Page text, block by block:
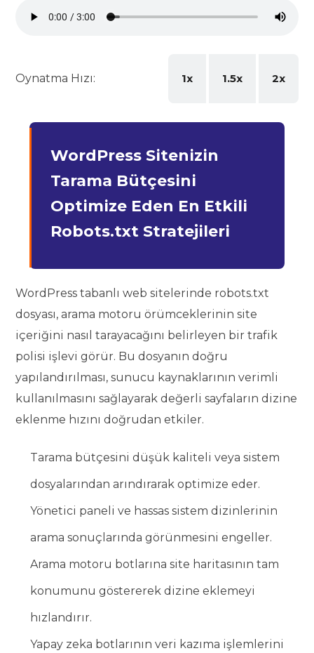
Oynatma Hızı: 1x 1.5x 2x
WordPress Sitenizin
Tarama Bütçesini
Optimize Eden En Etkili
Robots.txt Stratejileri
WordPress tabanlı web sitelerinde robots.txt
dosyası, arama motoru örümceklerinin site
içeriğini nasıl tarayacağını belirleyen bir trafik
polisi işlevi görür. Bu dosyanın doğru
yapılandırılması, sunucu kaynaklarının verimli
kullanılmasını sağlayarak değerli sayfaların dizine
eklenme hızını doğrudan etkiler.
Tarama bütçesini düşük kaliteli veya sistem
dosyalarından arındırarak optimize eder.
Yönetici paneli ve hassas sistem dizinlerinin
arama sonuçlarında görünmesini engeller.
Arama motoru botlarına site haritasının tam
konumunu göstererek dizine eklemeyi
hızlandırır.
Yapay zeka botlarının veri kazıma işlemlerini